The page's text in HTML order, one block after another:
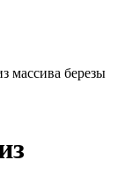
массива березы